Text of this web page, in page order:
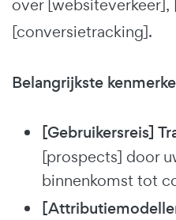
over [websiteverkeer],
[conversietracking].
Belangrijkste
[Gebruikersreis]
[prospects] door
binnenkomst tot